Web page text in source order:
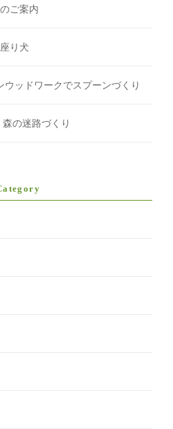
ご案内
り犬
ウッドワークでスプーンづくり
森の迷路づくり